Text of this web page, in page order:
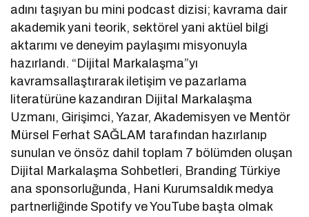
adını taşıyan bu mini podcast dizisi; kavrama dair
akademik yani teorik, sektörel yani aktüel bilgi
aktarımı ve deneyim paylaşımı misyonuyla
hazırlandı. “Dijital Markalaşma”yı
kavramsallaştırarak iletişim ve pazarlama
literatürüne kazandıran Dijital Markalaşma
Uzmanı, Girişimci, Yazar, Akademisyen ve Mentör
Mürsel Ferhat SAĞLAM tarafından hazırlanıp
sunulan ve önsöz dahil toplam 7 bölümden oluşan
Dijital Markalaşma Sohbetleri, Branding Türkiye
ana sponsorluğunda, Hani Kurumsaldık medya
partnerliğinde Spotify ve YouTube başta olmak